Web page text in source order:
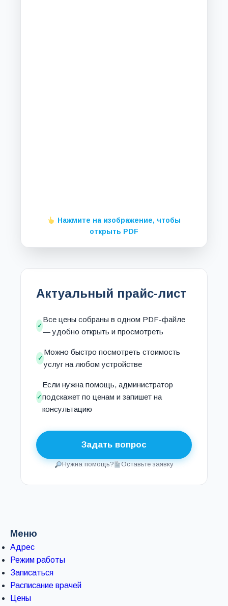
Нажмите на изображение, чтобы
открыть PDF
Актуальный прайс-лист
✓
Все цены собраны в одном PDF-файле
— удобно открыть и просмотреть
✓
Можно быстро посмотреть стоимость
услуг на любом устройстве
✓
Если нужна помощь, администратор
подскажет по ценам и запишет на
консультацию
Задать вопрос
Нужна помощь? Оставьте заявку
Меню
Адрес
Режим работы
Записаться
Расписание врачей
Цены